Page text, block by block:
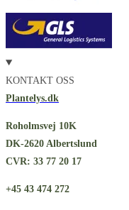
KONTAKT OSS
Plantelys.dk
Roholmsvej 10K
DK-2620 Albertslund
CVR: 33 77 20 17
+45 43 474 272